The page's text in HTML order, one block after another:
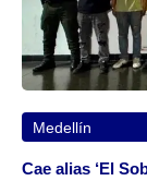
Medellín
Cae alias ‘El